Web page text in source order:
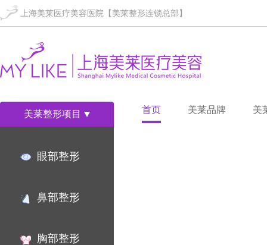
上海美莱医疗美容医院【美莱整形连锁总部】
美莱整形项目
眼部整形
鼻部整形
胸部整形
首页 美莱品牌 美